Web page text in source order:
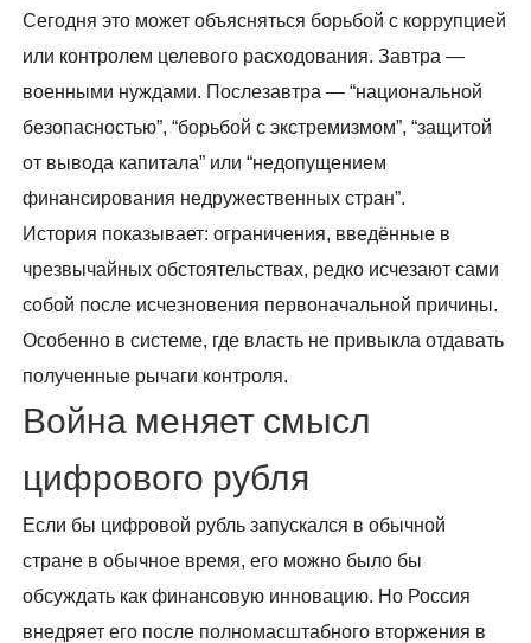
Сегодня это может объясняться борьбой с коррупцией
или контролем целевого расходования. Завтра —
военными нуждами. Послезавтра — “национальной
безопасностью”, “борьбой с экстремизмом”, “защитой
от вывода капитала” или “недопущением
финансирования недружественных стран”.
История показывает: ограничения, введённые в
чрезвычайных обстоятельствах, редко исчезают сами
собой после исчезновения первоначальной причины.
Особенно в системе, где власть не привыкла отдавать
полученные рычаги контроля.
Война меняет смысл
цифрового рубля
Если бы цифровой рубль запускался в обычной
стране в обычное время, его можно было бы
обсуждать как финансовую инновацию. Но Россия
внедряет его после полномасштабного вторжения в